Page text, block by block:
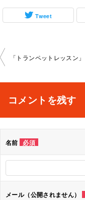
Tweet
投
ビ
シ
ョ
コメントを残す
名前 必須
メール（公開されません）